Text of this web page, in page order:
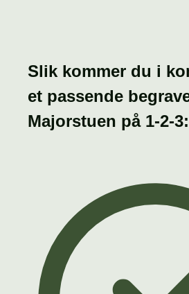
Slik kommer du i
et passende
Majorstuen på 1-2-3: